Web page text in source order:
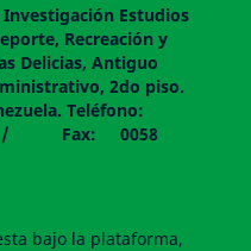
Estudios
Recreación y
Delicias, Antiguo
2do piso.
Teléfono:
/ Fax: 0058
bajo la plataforma,